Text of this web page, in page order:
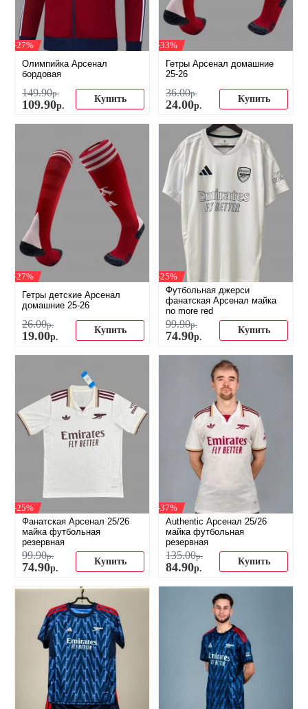
-27%
Олимпийка Арсенал
бордовая
149.90р.
109.90р.
Купить
-33%
Гетры Арсенал домашние
25-26
36.00р.
24.00р.
Купить
-27%
Гетры детские Арсенал
домашние 25-26
26.00р.
19.00р.
Купить
-25%
Футбольная джерси
фанатская Арсенал майка
no more red
99.90р.
74.90р.
Купить
-25%
Фанатская Арсенал 25/26
майка футбольная
резервная
99.90р.
74.90р.
Купить
-37%
Authentic Арсенал 25/26
майка футбольная
резервная
135.00р.
84.90р.
Купить